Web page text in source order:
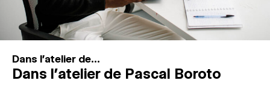
Dans l'atelier de...
Dans l’atelier de Pascal Boroto